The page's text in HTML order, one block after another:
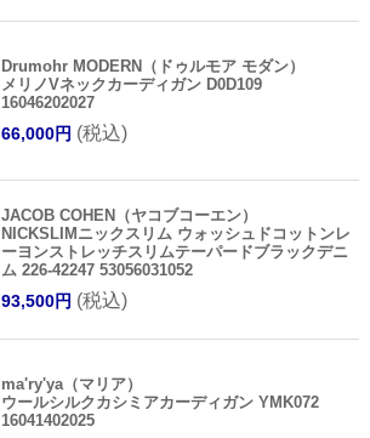
Drumohr MODERN（ドゥルモア モダン）
メリノVネックカーディガン D0D109
16046202027
66,000円 (税込)
JACOB COHEN（ヤコブコーエン）
NICKSLIMニックスリム ウォッシュドコットンレ
ーヨンストレッチスリムテーパードブラックデニ
ム 226-42247 53056031052
93,500円 (税込)
ma'ry'ya（マリア）
ウールシルクカシミアカーディガン YMK072
16041402025